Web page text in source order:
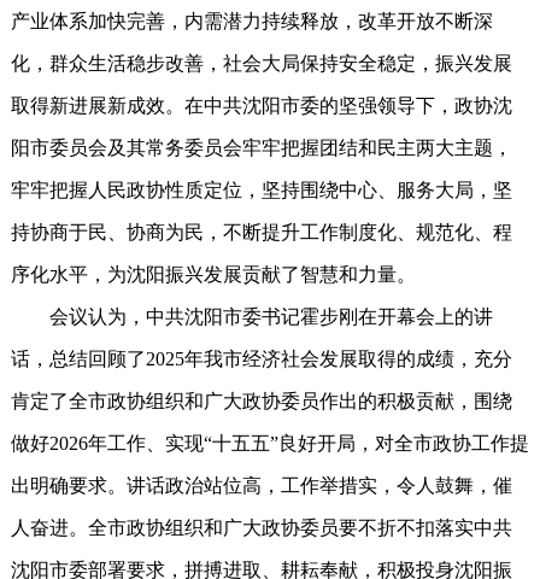
产业体系加快完善，内需潜力持续释放，改革开放不断深
化，群众生活稳步改善，社会大局保持安全稳定，振兴发展
取得新进展新成效。在中共沈阳市委的坚强领导下，政协沈
阳市委员会及其常务委员会牢牢把握团结和民主两大主题，
牢牢把握人民政协性质定位，坚持围绕中心、服务大局，坚
持协商于民、协商为民，不断提升工作制度化、规范化、程
序化水平，为沈阳振兴发展贡献了智慧和力量。
会议认为，中共沈阳市委书记霍步刚在开幕会上的讲
话，总结回顾了2025年我市经济社会发展取得的成绩，充分
肯定了全市政协组织和广大政协委员作出的积极贡献，围绕
做好2026年工作、实现“十五五”良好开局，对全市政协工作提
出明确要求。讲话政治站位高，工作举措实，令人鼓舞，催
人奋进。全市政协组织和广大政协委员要不折不扣落实中共
沈阳市委部署要求，拼搏进取、耕耘奉献，积极投身沈阳振